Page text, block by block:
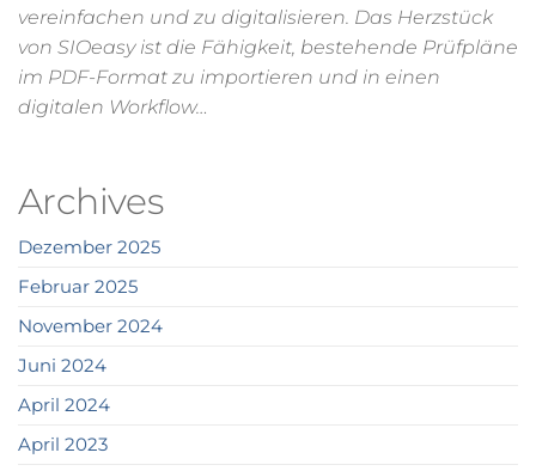
vereinfachen und zu digitalisieren. Das Herzstück
von SIOeasy ist die Fähigkeit, bestehende Prüfpläne
im PDF-Format zu importieren und in einen
digitalen Workflow…
Archives
Dezember 2025
Februar 2025
November 2024
Juni 2024
April 2024
April 2023